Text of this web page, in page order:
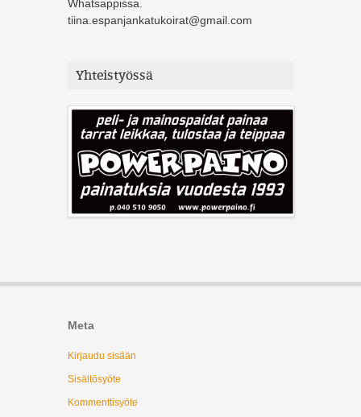
Whatsappissa.
tiina.espanjankatukoirat@gmail.com
Yhteistyössä
Meta
Kirjaudu sisään
Sisältösyöte
Kommenttisyöte